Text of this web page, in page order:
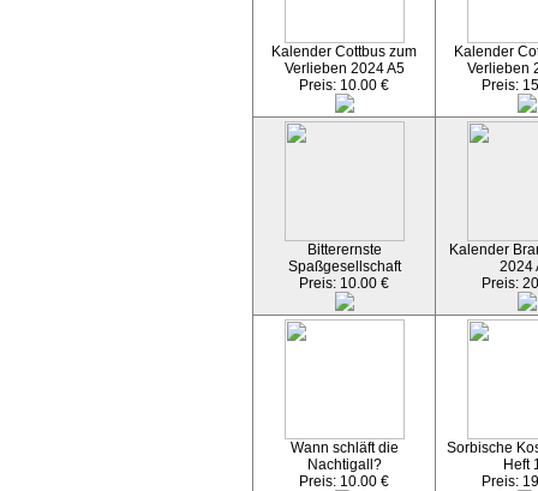
Kalender Cottbus zum
Verlieben 2024 A5
Preis: 10.00 €
Kalender
Verlieben
Preis:
Bitterernste
Spaßgesellschaft
Preis: 10.00 €
Kalender
2024
Preis:
Wann schläft die
Nachtigall?
Preis: 10.00 €
Sorbische
Heft
Preis: